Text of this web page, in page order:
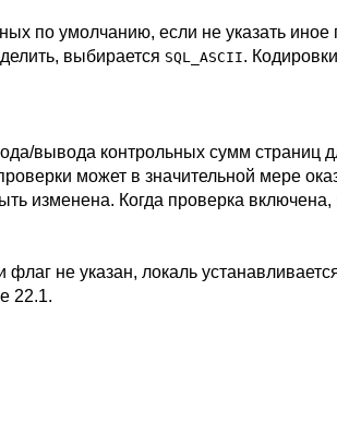
по умолчанию, если не указать
выбирается SQL_ASCII.
вывода контрольных сумм
может в значительной мере
изменена. Когда проверка
не указан, локаль
22.1.